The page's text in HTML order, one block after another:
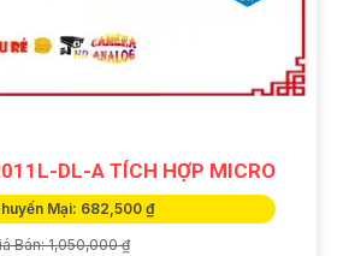
DL-A TÍCH HỢP MICRO
Mại: 682,500 ₫
Bán: 1,050,000 ₫